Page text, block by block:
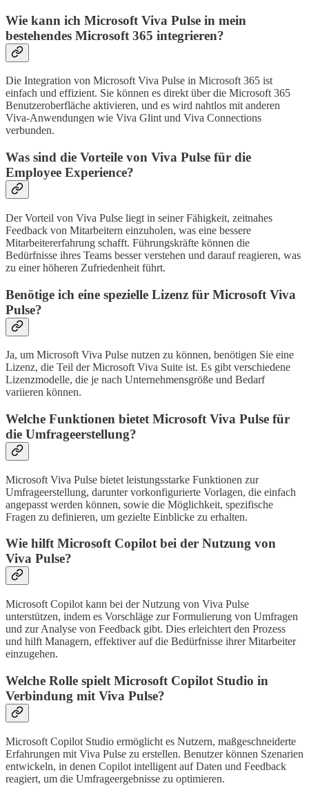
Wie kann ich Microsoft Viva Pulse in mein
bestehendes Microsoft 365 integrieren?
Die Integration von Microsoft Viva Pulse in Microsoft 365 ist
einfach und effizient. Sie können es direkt über die Microsoft 365
Benutzeroberfläche aktivieren, und es wird nahtlos mit anderen
Viva-Anwendungen wie Viva Glint und Viva Connections
verbunden.
Was sind die Vorteile von Viva Pulse für die
Employee Experience?
Der Vorteil von Viva Pulse liegt in seiner Fähigkeit, zeitnahes
Feedback von Mitarbeitern einzuholen, was eine bessere
Mitarbeitererfahrung schafft. Führungskräfte können die
Bedürfnisse ihres Teams besser verstehen und darauf reagieren, was
zu einer höheren Zufriedenheit führt.
Benötige ich eine spezielle Lizenz für Microsoft Viva
Pulse?
Ja, um Microsoft Viva Pulse nutzen zu können, benötigen Sie eine
Lizenz, die Teil der Microsoft Viva Suite ist. Es gibt verschiedene
Lizenzmodelle, die je nach Unternehmensgröße und Bedarf
variieren können.
Welche Funktionen bietet Microsoft Viva Pulse für
die Umfrageerstellung?
Microsoft Viva Pulse bietet leistungsstarke Funktionen zur
Umfrageerstellung, darunter vorkonfigurierte Vorlagen, die einfach
angepasst werden können, sowie die Möglichkeit, spezifische
Fragen zu definieren, um gezielte Einblicke zu erhalten.
Wie hilft Microsoft Copilot bei der Nutzung von
Viva Pulse?
Microsoft Copilot kann bei der Nutzung von Viva Pulse
unterstützen, indem es Vorschläge zur Formulierung von Umfragen
und zur Analyse von Feedback gibt. Dies erleichtert den Prozess
und hilft Managern, effektiver auf die Bedürfnisse ihrer Mitarbeiter
einzugehen.
Welche Rolle spielt Microsoft Copilot Studio in
Verbindung mit Viva Pulse?
Microsoft Copilot Studio ermöglicht es Nutzern, maßgeschneiderte
Erfahrungen mit Viva Pulse zu erstellen. Benutzer können Szenarien
entwickeln, in denen Copilot intelligent auf Daten und Feedback
reagiert, um die Umfrageergebnisse zu optimieren.